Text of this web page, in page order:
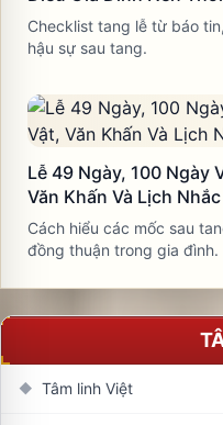
Checklist tang lễ từ báo
hậu sự sau tang.
Lễ 49 Ngày, 100 Ngày
Văn Khấn Và Lịch Nhắc
Cách hiểu các mốc sau
đồng thuận trong gia đình.
◆ Tâm linh Việt